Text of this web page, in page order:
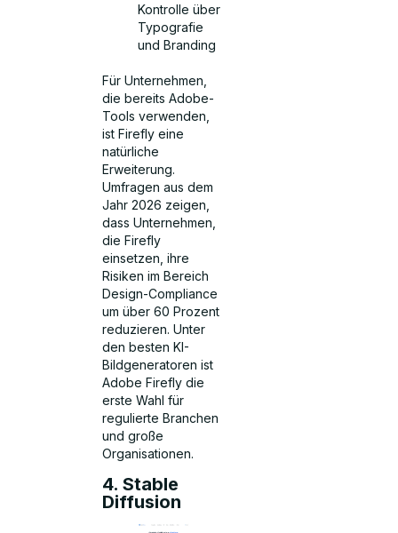
Kontrolle über
Typografie
und Branding
Für Unternehmen,
die bereits Adobe-
Tools verwenden,
ist Firefly eine
natürliche
Erweiterung.
Umfragen aus dem
Jahr 2026 zeigen,
dass Unternehmen,
die Firefly
einsetzen, ihre
Risiken im Bereich
Design-Compliance
um über 60 Prozent
reduzieren. Unter
den besten KI-
Bildgeneratoren ist
Adobe Firefly die
erste Wahl für
regulierte Branchen
und große
Organisationen.
4. Stable
Diffusion